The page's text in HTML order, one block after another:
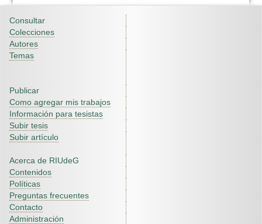
Consultar
Colecciones
Autores
Temas
Publicar
Como agregar mis trabajos
Información para tesistas
Subir tesis
Subir artículo
Acerca de RIUdeG
Contenidos
Políticas
Preguntas frecuentes
Contacto
Administración